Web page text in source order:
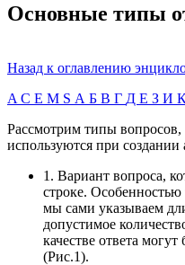
Основные типы
Назад к оглавлению
A C E M S А Б В Г Д Е З И
Рассмотрим типы вопросов,
используются при создании
1. Вариант вопроса,
строке. Особенностью
мы сами указываем
допустимое
качестве ответа
(Рис.1).